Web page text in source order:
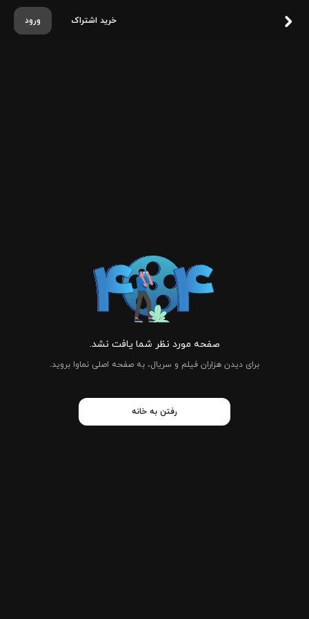
ورود خرید اشتراک
صفحه مورد نظر شما یافت نشد.
برای دیدن هزاران فیلم و سریال، به صفحه اصلی نماوا بروید.
رفتن به خانه